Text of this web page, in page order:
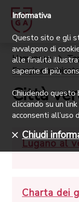
Homepage
Energia e ambiente
Città
Lugano al
Charta dei
Informativa
Questo sito e gli
avvalgono di
alle finalità
saperne di più,
Chiudendo questo
cliccando su un
acconsenti all’uso
Chiudi